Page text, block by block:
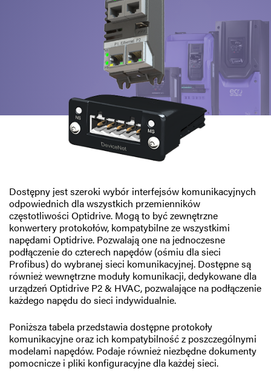
Dostępny jest szeroki wybór interfejsów komunikacyjnych
odpowiednich dla wszystkich przemienników
częstotliwości Optidrive. Mogą to być zewnętrzne
konwertery protokołów, kompatybilne ze wszystkimi
napędami Optidrive. Pozwalają one na jednoczesne
podłączenie do czterech napędów (ośmiu dla sieci
Profibus) do wybranej sieci komunikacyjnej. Dostępne są
również wewnętrzne moduły komunikacji, dedykowane dla
urządzeń Optidrive P2 & HVAC, pozwalające na podłączenie
każdego napędu do sieci indywidualnie.
Poniższa tabela przedstawia dostępne protokoły
komunikacyjne oraz ich kompatybilność z poszczególnymi
modelami napędów. Podaje również niezbędne dokumenty
pomocnicze i pliki konfiguracyjne dla każdej sieci.